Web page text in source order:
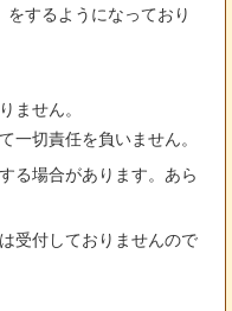
するようになっており
ません。
一切責任を負いません。
る場合があります。あら
受付しておりませんので